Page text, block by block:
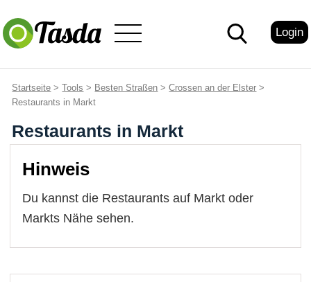
Login
Startseite >Tools > Besten Straßen >Crossen an der Elster >
Restaurants in Markt
Restaurants in Markt
Hinweis
Du kannst die Restaurants auf Markt oder
Markts Nähe sehen.